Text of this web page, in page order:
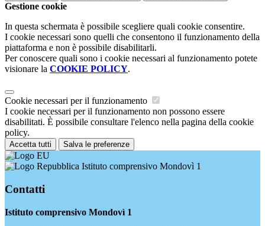
Gestione cookie
In questa schermata è possibile scegliere quali cookie consentire.
I cookie necessari sono quelli che consentono il funzionamento della
piattaforma e non è possibile disabilitarli.
Per conoscere quali sono i cookie necessari al funzionamento potete
visionare la COOKIE POLICY.
Cookie necessari per il funzionamento
I cookie necessari per il funzionamento non possono essere
disabilitati. È possibile consultare l'elenco nella pagina della cookie
policy.
Accetta tutti Salva le preferenze
Istituto comprensivo Mondovì 1
Contatti
Istituto comprensivo Mondovì 1